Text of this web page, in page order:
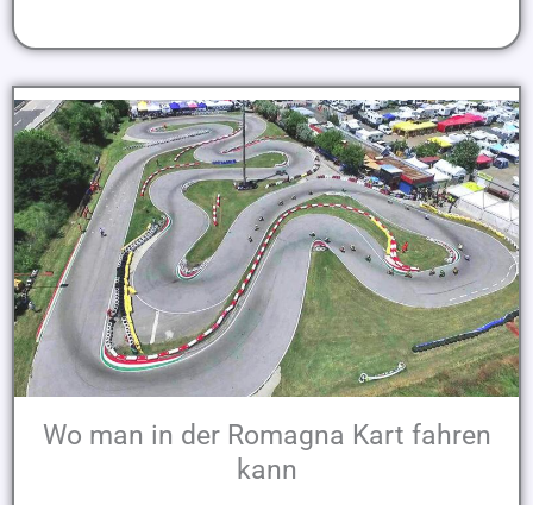
Wo man in der Romagna Kart fahren
kann